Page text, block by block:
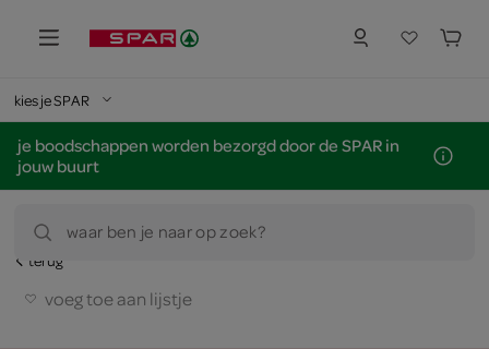
kies je SPAR
je boodschappen worden bezorgd door de SPAR in
jouw buurt
waar ben je naar op zoek?
terug
voeg toe aan lijstje